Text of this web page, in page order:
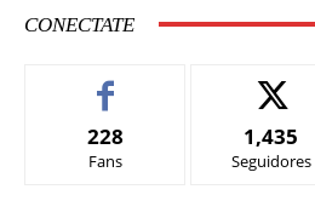
CONECTATE
228
Fans
1,435
Seguidores